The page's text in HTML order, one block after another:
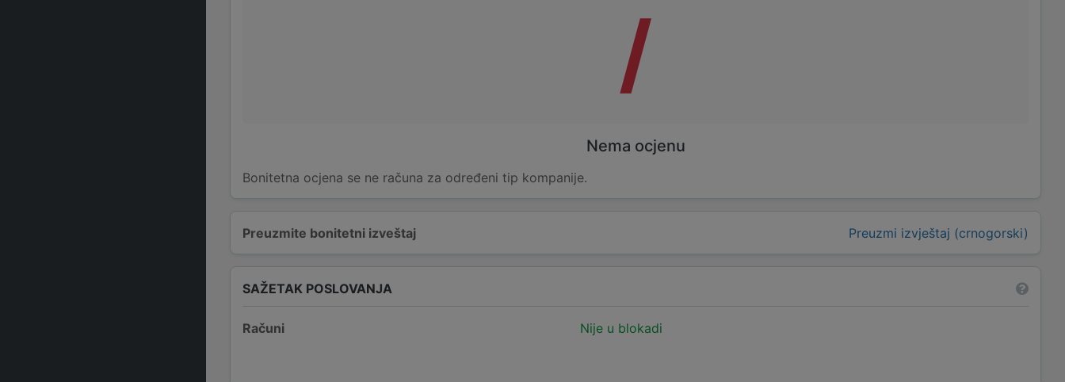
Preuzmite bonitetni izveštaj Preuzmi izvještaj (crnogorski)
/
Nema ocjenu
Bonitetna ocjena se ne računa za određeni tip kompanije.
SAŽETAK POSLOVANJA
Računi Nije u blokadi